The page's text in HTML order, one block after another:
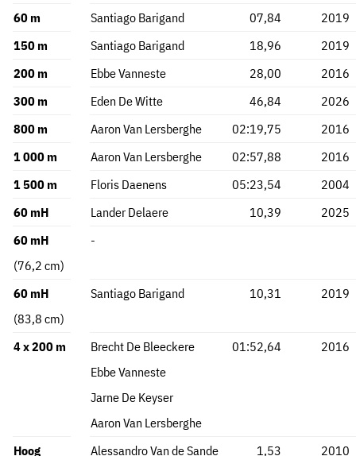
60 m
Santiago Barigand 07,84
2019
150 m
Santiago Barigand 18,96
2019
200 m
Ebbe Vanneste 28,00
2016
300 m
Eden De Witte 46,84
2026
800 m
Aaron Van Lersberghe 02:19,75
2016
1 000 m
Aaron Van Lersberghe 02:57,88
2016
1 500 m
Floris Daenens 05:23,54
2004
60 mH
Lander Delaere 10,39
2025
60 mH
(76,2 cm)
-
60 mH
(83,8 cm)
Santiago Barigand 10,31 2019
4 x 200 m
Brecht De Bleeckere
Ebbe Vanneste
Jarne De Keyser
Aaron Van Lersberghe
01:52,64 2016
Hoog Alessandro Van de Sande 1,53 2010